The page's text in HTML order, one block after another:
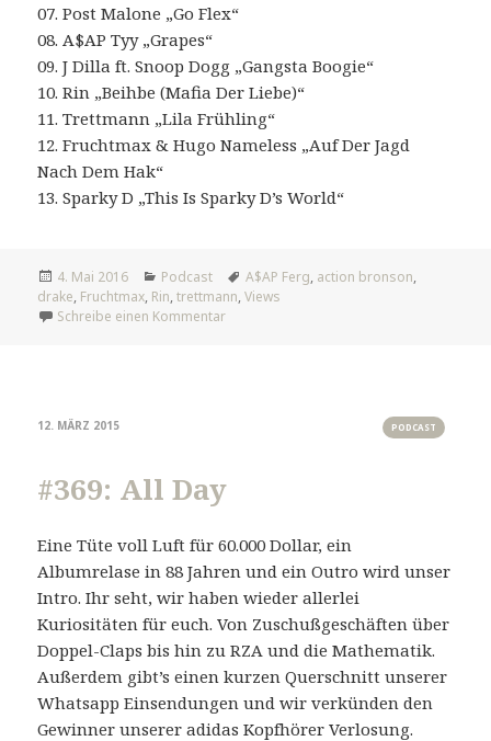
07. Post Malone „Go Flex“
08. A$AP Tyy „Grapes“
09. J Dilla ft. Snoop Dogg „Gangsta Boogie“
10. Rin „Beihbe (Mafia Der Liebe)“
11. Trettmann „Lila Frühling“
12. Fruchtmax & Hugo Nameless „Auf Der Jagd
Nach Dem Hak“
13. Sparky D „This Is Sparky D’s World“
Veröffentlicht
am
4. Mai 2016 Kategorien
Podcast Tags
A$AP Ferg, action bronson,
drake, Fruchtmax, Rin,trettmann,Views
Schreibe einen Kommentarzu #386: Views
12. MÄRZ 2015 PODCAST
#369: All Day
Eine Tüte voll Luft für 60.000 Dollar, ein
Albumrelase in 88 Jahren und ein Outro wird unser
Intro. Ihr seht, wir haben wieder allerlei
Kuriositäten für euch. Von Zuschußgeschäften über
Doppel-Claps bis hin zu RZA und die Mathematik.
Außerdem gibt’s einen kurzen Querschnitt unserer
Whatsapp Einsendungen und wir verkünden den
Gewinner unserer adidas Kopfhörer Verlosung.